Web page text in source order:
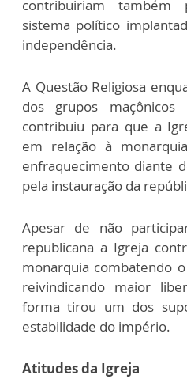
contribuiriam
sistema político
independência.
A Questão Religiosa
dos grupos
contribuiu para que a
em relação à
enfraquecimento diante
pela instauração da
Apesar de não
republicana a Igreja
monarquia combatendo
reivindicando maior
forma tirou um dos
estabilidade do império.
Atitudes da Igreja